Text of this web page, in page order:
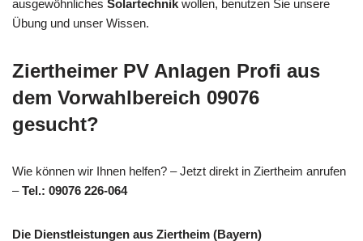
ausgewöhnliches Solartechnik wollen, benutzen Sie unsere
Übung und unser Wissen.
Ziertheimer PV Anlagen Profi aus
dem Vorwahlbereich 09076
gesucht?
Wie können wir Ihnen helfen? – Jetzt direkt in Ziertheim anrufen
–Tel.: 09076 226-064
Die Dienstleistungen aus Ziertheim (Bayern)